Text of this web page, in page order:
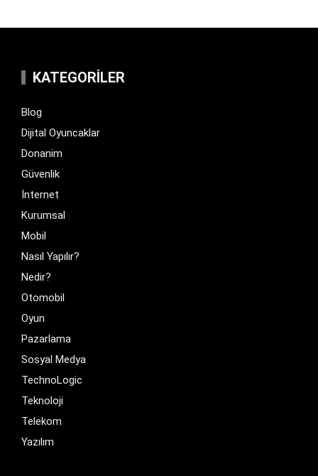
KATEGORILER
Blog
Dijital Oyuncaklar
Donanim
Güvenlik
İnternet
Kurumsal
Mobil
Nasıl Yapılır?
Nedir?
Otomobil
Oyun
Pazarlama
Sosyal Medya
TechnoLogic
Teknoloji
Telekom
Yazılım